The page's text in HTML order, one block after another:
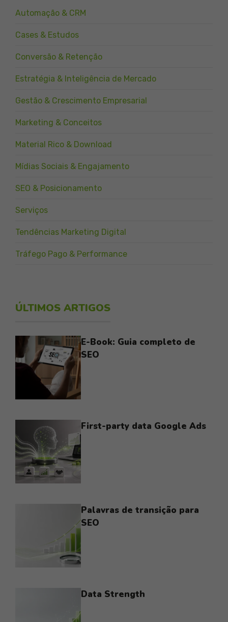
Automação & CRM
Cases & Estudos
Conversão & Retenção
Estratégia & Inteligência de Mercado
Gestão & Crescimento Empresarial
Marketing & Conceitos
Material Rico & Download
Mídias Sociais & Engajamento
SEO & Posicionamento
Serviços
Tendências Marketing Digital
Tráfego Pago & Performance
ÚLTIMOS ARTIGOS
E-Book: Guia completo de
SEO
First-party data Google Ads
Palavras de transição para
SEO
Data Strength